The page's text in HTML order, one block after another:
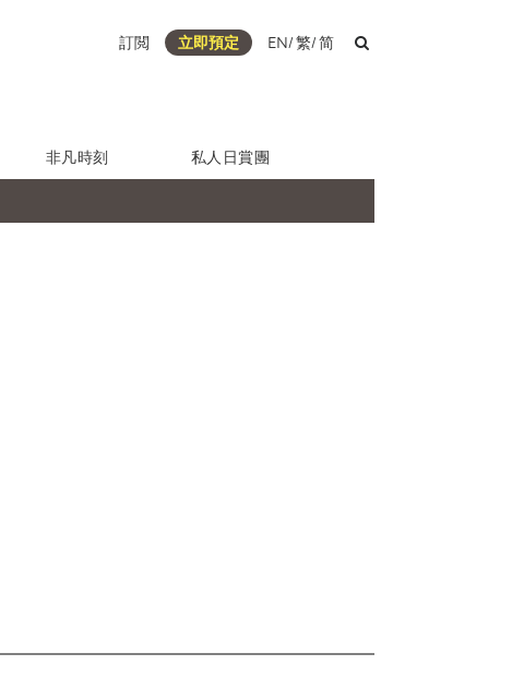
訂閲 立即預定 EN/繁/简
非凡時刻 私人日賞團